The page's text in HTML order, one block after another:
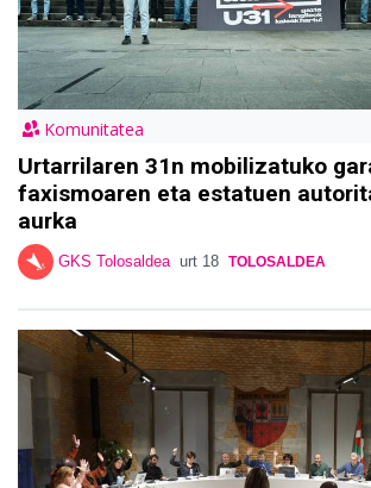
Komunitatea
Urtarrilaren 31n mobilizatuko
faxismoaren eta estatuen
aurka
GKS Tolosaldea urt 18 TOLOSALDEA